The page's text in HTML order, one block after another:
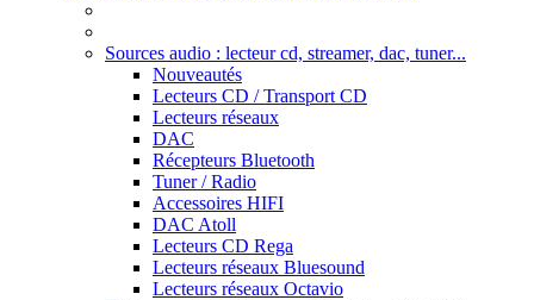
Sources audio : lecteur cd, streamer, dac, tuner...
Nouveautés
Lecteurs CD / Transport CD
Lecteurs réseaux
DAC
Récepteurs Bluetooth
Tuner / Radio
Accessoires HIFI
DAC Atoll
Lecteurs CD Rega
Lecteurs réseaux Bluesound
Lecteurs réseaux Octavio